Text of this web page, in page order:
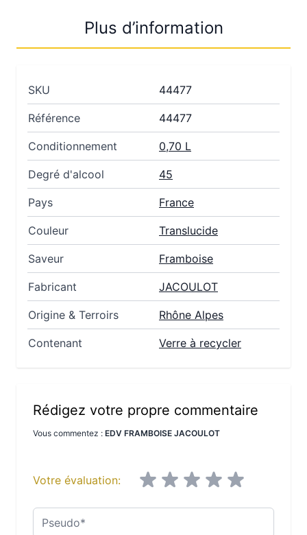
Plus d’information
SKU 44477
Référence 44477
Conditionnement 0,70 L
Degré d'alcool 45
Pays France
Couleur Translucide
Saveur Framboise
Fabricant JACOULOT
Origine & Terroirs Rhône Alpes
Contenant Verre à recycler
Rédigez votre propre commentaire
Vous commentez : EDV FRAMBOISE JACOULOT
Votre évaluation:
Pseudo